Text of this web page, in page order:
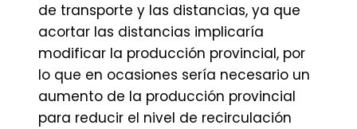
de transporte y las distancias, ya que
acortar las distancias implicaría
modificar la producción provincial, por
lo que en ocasiones sería necesario un
aumento de la producción provincial
para reducir el nivel de recirculación